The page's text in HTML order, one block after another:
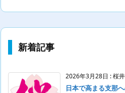
新着記事
2026年3月28日 :桜
日本で高まる支那